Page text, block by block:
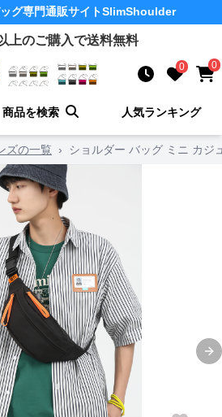
グ専門通販サイトSlimShoulder
上のご購入で送料無料
0 0
商品を検索 人気ランキング
ズの一覧 › ショルダー バッグ ミニ カジ